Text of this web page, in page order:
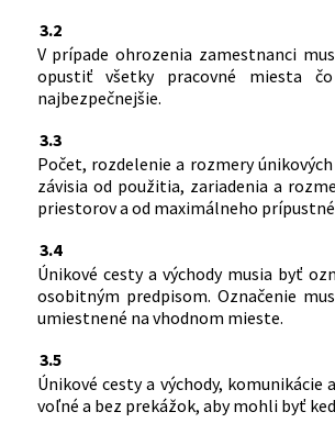
3.2
V prípade ohrozenia zamestnanci
opustiť všetky pracovné miesta
najbezpečnejšie.
3.3
Počet, rozdelenie a rozmery
závisia od použitia, zariadenia a
priestorov a od maximálneho
3.4
Únikové cesty a východy musia byť
osobitným predpisom. Označenie
umiestnené na vhodnom mieste.
3.5
Únikové cesty a východy, komunikácie
voľné a bez prekážok, aby mohli byť